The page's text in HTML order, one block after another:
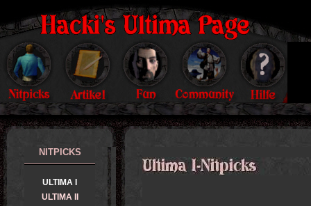
NITPICKS
ULTIMA I
ULTIMA II